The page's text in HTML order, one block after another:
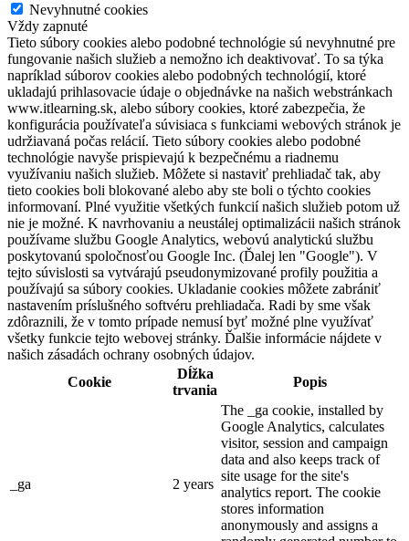
Nevyhnutné cookies
Vždy zapnuté
Tieto súbory cookies alebo podobné technológie sú nevyhnutné pre
fungovanie našich služieb a nemožno ich deaktivovať. To sa týka
napríklad súborov cookies alebo podobných technológií, ktoré
ukladajú prihlasovacie údaje o objednávke na našich webstránkach
www.itlearning.sk, alebo súbory cookies, ktoré zabezpečia, že
konfigurácia používateľa súvisiaca s funkciami webových stránok je
udržiavaná počas relácií. Tieto súbory cookies alebo podobné
technológie navyše prispievajú k bezpečnému a riadnemu
využívaniu našich služieb. Môžete si nastaviť prehliadač tak, aby
tieto cookies boli blokované alebo aby ste boli o týchto cookies
informovaní. Plné využitie všetkých funkcií našich služieb potom už
nie je možné. K navrhovaniu a neustálej optimalizácii našich stránok
používame službu Google Analytics, webovú analytickú službu
poskytovanú spoločnosťou Google Inc. (Ďalej len "Google"). V
tejto súvislosti sa vytvárajú pseudonymizované profily použitia a
používajú sa súbory cookies. Ukladanie cookies môžete zabrániť
nastavením príslušného softvéru prehliadača. Radi by sme však
zdôraznili, že v tomto prípade nemusí byť možné plne využívať
všetky funkcie tejto webovej stránky. Ďalšie informácie nájdete v
našich zásadách ochrany osobných údajov.
Cookie
Dĺžka
trvania
Popis
_ga 2 years
The _ga cookie, installed by
Google Analytics, calculates
visitor, session and campaign
data and also keeps track of
site usage for the site's
analytics report. The cookie
stores information
anonymously and assigns a